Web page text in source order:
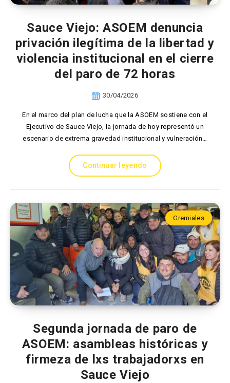
Sauce Viejo: ASOEM denuncia
privación ilegítima de la libertad y
violencia institucional en el cierre
del paro de 72 horas
30/04/2026
​En el marco del plan de lucha que la ASOEM sostiene con el
Ejecutivo de Sauce Viejo, la jornada de hoy representó un
escenario de extrema gravedad institucional y vulneración…
Continuar leyendo
Gremiales
Segunda jornada de paro de
ASOEM: asambleas históricas y
firmeza de lxs trabajadorxs en
Sauce Viejo